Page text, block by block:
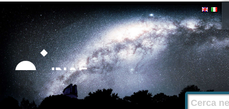
Strumenti
personali
Salta
contenuti.
|
Salta
alla
navigazione
Cerca nel
Ricerca
avanzata…